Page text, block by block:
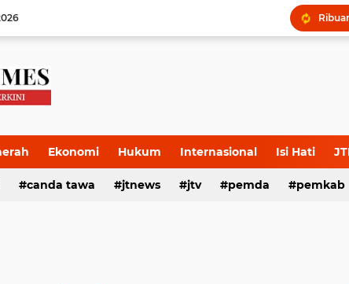
Ekonomi Hukum Internasional Isi Hati
Politik Press Release Sport TNI POLRI TNI-Polri
canda tawa jtnews jtv pemda pemkab